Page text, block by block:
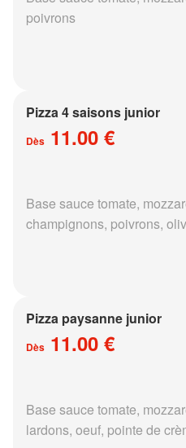
poivrons
Pizza 4 saisons junior
Dès 11.00 €
Base sauce tomate,
champignons, poivrons,
Pizza paysanne junior
Dès 11.00 €
Base sauce tomate,
lardons, oeuf, pointe de